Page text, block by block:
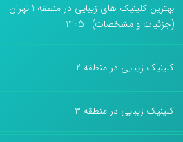
بهترین کلینیک های زیبایی در منطقه 1 تهران +
(جزئیات و مشخصات) | 1405
کلینیک زیبایی در منطقه 2
کلینیک زیبایی در منطقه 3